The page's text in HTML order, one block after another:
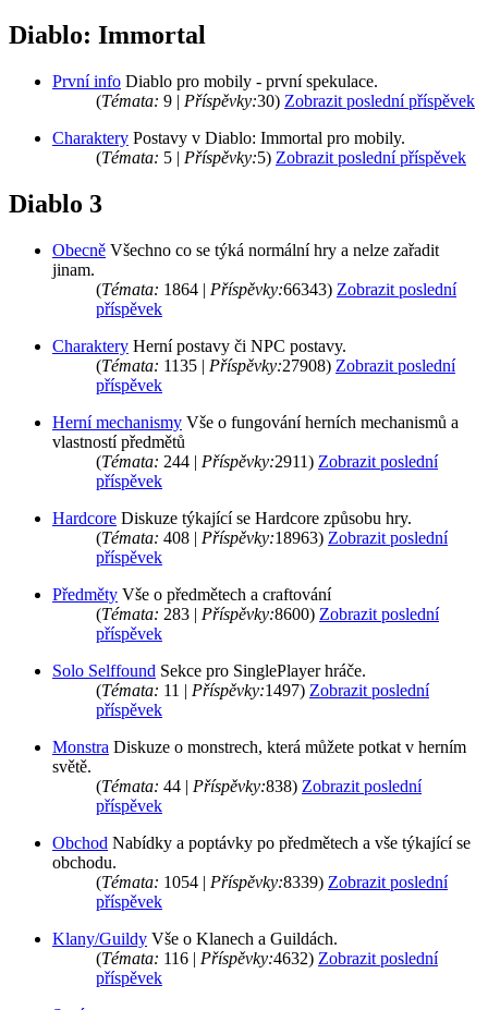
Diablo: Immortal
První info Diablo pro mobily - první spekulace.
(Témata: 9 | Příspěvky:30) Zobrazit poslední příspěvek
Charaktery Postavy v Diablo: Immortal pro mobily.
(Témata: 5 | Příspěvky:5) Zobrazit poslední příspěvek
Diablo 3
Obecně Všechno co se týká normální hry a nelze zařadit
jinam.
(Témata: 1864 | Příspěvky:66343) Zobrazit poslední
příspěvek
Charaktery Herní postavy či NPC postavy.
(Témata: 1135 | Příspěvky:27908) Zobrazit poslední
příspěvek
Herní mechanismy Vše o fungování herních mechanismů a
vlastností předmětů
(Témata: 244 | Příspěvky:2911) Zobrazit poslední
příspěvek
Hardcore Diskuze týkající se Hardcore způsobu hry.
(Témata: 408 | Příspěvky:18963) Zobrazit poslední
příspěvek
Předměty Vše o předmětech a craftování
(Témata: 283 | Příspěvky:8600) Zobrazit poslední
příspěvek
Solo Selffound Sekce pro SinglePlayer hráče.
(Témata: 11 | Příspěvky:1497) Zobrazit poslední
příspěvek
Monstra Diskuze o monstrech, která můžete potkat v herním
světě.
(Témata: 44 | Příspěvky:838) Zobrazit poslední
příspěvek
Obchod Nabídky a poptávky po předmětech a vše týkající se
obchodu.
(Témata: 1054 | Příspěvky:8339) Zobrazit poslední
příspěvek
Klany/Guildy Vše o Klanech a Guildách.
(Témata: 116 | Příspěvky:4632) Zobrazit poslední
příspěvek